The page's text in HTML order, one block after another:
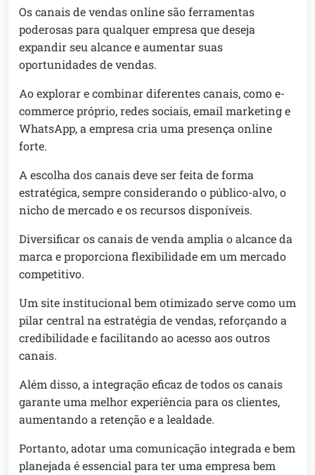
Os canais de vendas online são ferramentas
poderosas para qualquer empresa que deseja
expandir seu alcance e aumentar suas
oportunidades de vendas.
Ao explorar e combinar diferentes canais, como e-
commerce próprio, redes sociais, email marketing e
WhatsApp, a empresa cria uma presença online
forte.
A escolha dos canais deve ser feita de forma
estratégica, sempre considerando o público-alvo, o
nicho de mercado e os recursos disponíveis.
Diversificar os canais de venda amplia o alcance da
marca e proporciona flexibilidade em um mercado
competitivo.
Um site institucional bem otimizado serve como um
pilar central na estratégia de vendas, reforçando a
credibilidade e facilitando ao acesso aos outros
canais.
Além disso, a integração eficaz de todos os canais
garante uma melhor experiência para os clientes,
aumentando a retenção e a lealdade.
Portanto, adotar uma comunicação integrada e bem
planejada é essencial para ter uma empresa bem